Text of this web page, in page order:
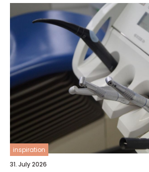
inspiration
31. July 2026